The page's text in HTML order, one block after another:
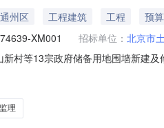
州区 工程建筑 工程
预
XM001 招标单位： 北京市
新村等13宗政府储备用地围墙新建
限公司中标成交供应商地址：北京
理